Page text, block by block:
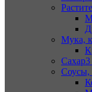
Мука,
Сахар3
Соусы,